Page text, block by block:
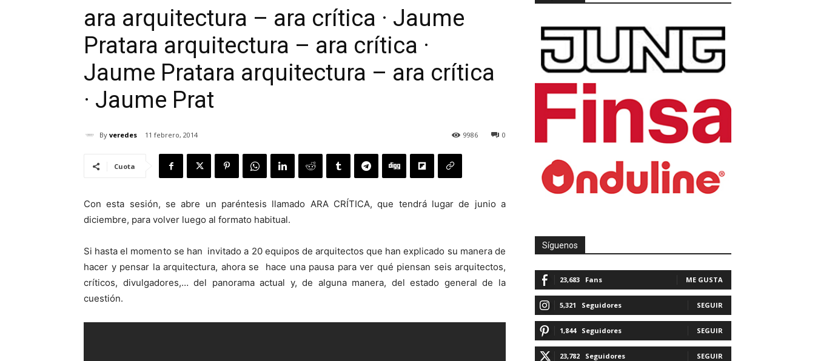
ara arquitectura – ara crítica · Jaume
Pratara arquitectura – ara crítica ·
Jaume Pratara arquitectura – ara crítica
· Jaume Prat
By veredes 11 febrero, 2014 0
9986
Cuota
Con esta sesión, se abre un paréntesis llamado ARA CRÍTICA, que tendrá lugar de junio a
diciembre, para volver luego al formato habitual.
Si hasta el momento se han invitado a 20 equipos de arquitectos que han explicado su manera de
hacer y pensar la arquitectura, ahora se hace una pausa para ver qué piensan seis arquitectos,
críticos, divulgadores,… del panorama actual y, de alguna manera, del estado general de la
cuestión.
Síguenos
23,683 Fans ME GUSTA
5,321 Seguidores SEGUIR
1,844 Seguidores SEGUIR
23,782 Seguidores SEGUIR